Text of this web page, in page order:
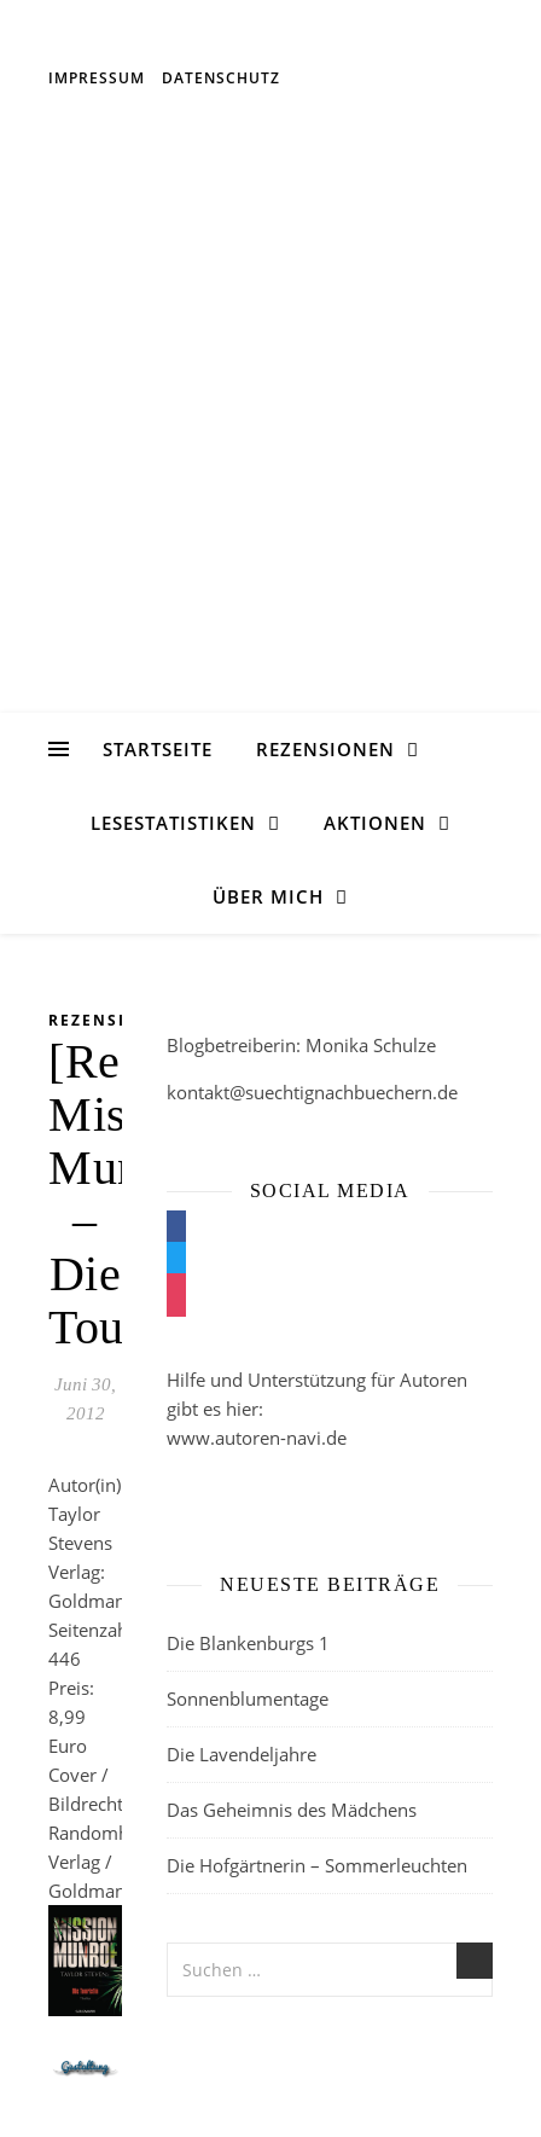
IMPRESSUM DATENSCHUTZ
STARTSEITE REZENSIONEN
LESESTATISTIKEN AKTIONEN
ÜBER MICH
REZENSION
[Rezension]
Mission
Munroe
–
Die
Touristin
Juni 30,
2012
Autor(in):
Taylor
Stevens
Verlag:
Goldmann
Seitenzahl:
446
Preis:
8,99
Euro
Cover /
Bildrechte:
Randomhouse
Verlag /
Goldmann
Blogbetreiberin: Monika Schulze
kontakt@suechtignachbuechern.de
SOCIAL MEDIA
Hilfe und Unterstützung für Autoren
gibt es hier:
www.autoren-navi.de
NEUESTE BEITRÄGE
Die Blankenburgs 1
Sonnenblumentage
Die Lavendeljahre
Das Geheimnis des Mädchens
Die Hofgärtnerin – Sommerleuchten